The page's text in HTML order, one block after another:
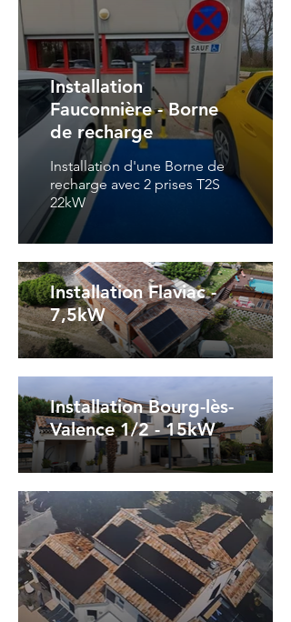
Installation
Fauconnière - Borne
de recharge
Installation d'une Borne de
recharge avec 2 prises T2S
22kW
Installation Flaviac -
7,5kW
Installation Bourg-lès-
Valence 1/2 - 15kW